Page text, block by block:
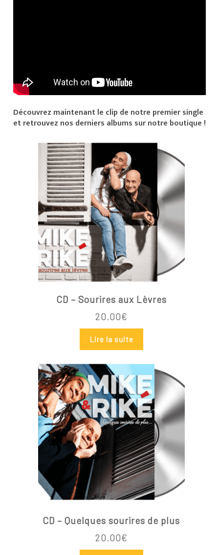
Votre panier est vide.
Go To Shop
Découvrez maintenant le clip de notre premier single
et retrouvez nos derniers albums sur notre boutique !
CD – Sourires aux Lèvres
20.00€
Lire la suite
CD – Quelques sourires de plus
20.00€